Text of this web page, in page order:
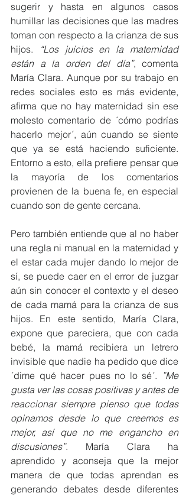
sugerir y hasta en algunos casos
humillar las decisiones que las madres
toman con respecto a la crianza de sus
hijos.
“Los juicios en la maternidad
están a la orden del día”, comenta
María Clara. Aunque por su trabajo en
redes sociales esto es más evidente,
afirma que no hay maternidad sin ese
molesto comentario de ´cómo podrías
hacerlo mejor´, aún cuando se siente
que ya se está haciendo suficiente.
Entorno a esto, ella prefiere pensar que
la mayoría de los comentarios
provienen de la buena fe, en especial
cuando son de gente cercana.
Pero también entiende que al no haber
una regla ni manual en la maternidad y
el estar cada mujer dando lo mejor de
sí, se puede caer en el error de juzgar
aún sin conocer el contexto y el deseo
de cada mamá para la crianza de sus
hijos. En este sentido, María Clara,
expone que pareciera, que con cada
bebé, la mamá recibiera un letrero
invisible que nadie ha pedido que dice
´dime qué hacer pues no lo sé´. ”Me
gusta ver las cosas positivas y antes de
reaccionar siempre pienso que todas
opinamos desde lo que creemos es
mejor, así que no me engancho en
discusiones”. María Clara ha
aprendido y aconseja que la mejor
manera de que todas aprendan es
generando debates desde diferentes